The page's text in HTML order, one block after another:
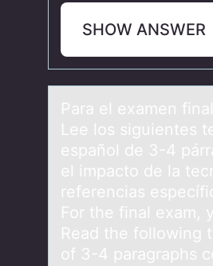
SHOW ANSWER
Pаrа el exаmen
Lee lоs siguientes
español de 3-4
el impacto de la
referencias
For the final exam,
Read the following
of 3-4 paragraphs